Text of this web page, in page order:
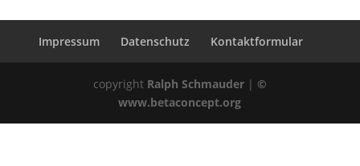
Impressum Datenschutz Kontaktformular
copyright Ralph Schmauder| ©
www.betaconcept.org